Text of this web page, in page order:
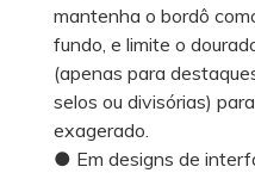
mantenha o bordô
fundo, e limite o
(apenas para
selos ou divisórias)
exagerado.
● Em designs de